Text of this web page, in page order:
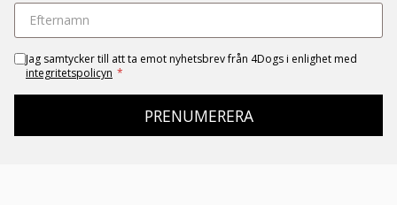
Jag samtycker till att ta emot nyhetsbrev från 4Dogs i enlighet med
integritetspolicyn *
PRENUMERERA